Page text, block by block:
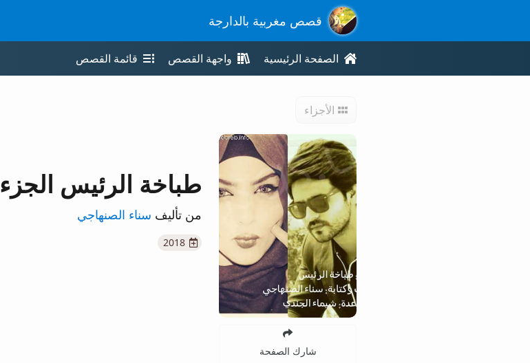
قصص مغربية بالدارجة
الصفحة الرئيسية واجهة القصص قائمة القصص
الأجزاء
شارك الصفحة
طباخة الرئيس الجزء 13
من تأليف سناء الصنهاجي
2018